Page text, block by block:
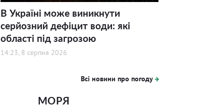
В Україні може виникнути
серйозний дефіцит води: які
області під загрозою
14:23, 8 серпня 2026
Всі новини про погоду
МОРЯ